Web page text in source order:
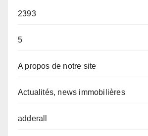
2393
5
A propos de notre site
Actualités, news immobilières
adderall